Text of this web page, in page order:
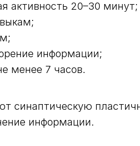
активность 20–30 минут;
информации;
менее 7 часов.
синаптическую
информации.